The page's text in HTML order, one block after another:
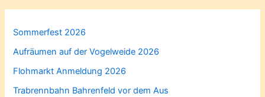
Sommerfest 2026
Aufräumen auf der Vogelweide 2026
Flohmarkt Anmeldung 2026
Trabrennbahn Bahrenfeld vor dem Aus